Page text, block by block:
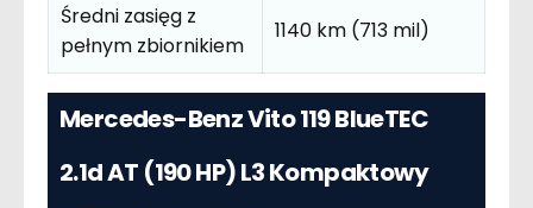
Średni zasięg z
pełnym zbiornikiem
1140 km (713 mil)
Mercedes-Benz Vito 119 BlueTEC
2.1d AT (190 HP) L3 Kompaktowy